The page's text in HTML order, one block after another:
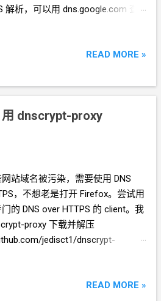
解析，可以用 dns.google.com 查
，得到的是 104.28.25.245 以管理员
下下拉按钮 用菜单打开
文
管理员身份运行的程序都不支持
。只能通过菜单打开。 在
和域名之间加多少个半角 / 英文空
） 保存 hosts 文件，然后去刷新浏
READ MORE »
用 dnscrypt-proxy
站域名被污染，需要使用 DNS
，不想老是打开 Firefox。尝试用
的 DNS over HTTPS 的 client。我
proxy 下载并解压
jedisct1/dnscrypt-
PowerShell 执行READ MORE »